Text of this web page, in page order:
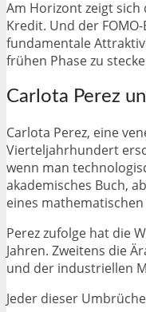
Am Horizont zeigt
Kredit. Und der
fundamentale
frühen Phase zu
Carlota Perez
Carlota Perez, eine
Vierteljahrhundert
wenn man
akademisches Buch,
eines
Perez zufolge hat die
Jahren. Zweitens die
und der industriellen
Jeder dieser